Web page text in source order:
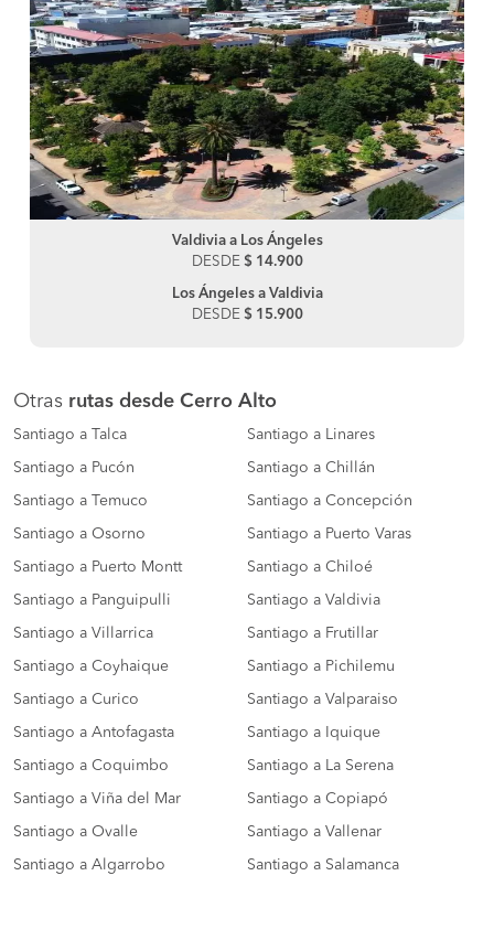
Valdivia a Los Ángeles
DESDE $ 14.900
Los Ángeles a Valdivia
DESDE $ 15.900
Otras rutas desde Cerro Alto
Santiago a Talca Santiago a Linares
Santiago a Pucón Santiago a Chillán
Santiago a Temuco Santiago a Concepción
Santiago a Osorno Santiago a Puerto Varas
Santiago a Puerto Montt Santiago a Chiloé
Santiago a Panguipulli Santiago a Valdivia
Santiago a Villarrica Santiago a Frutillar
Santiago a Coyhaique Santiago a Pichilemu
Santiago a Curico Santiago a Valparaiso
Santiago a Antofagasta Santiago a Iquique
Santiago a Coquimbo Santiago a La Serena
Santiago a Viña del Mar Santiago a Copiapó
Santiago a Ovalle Santiago a Vallenar
Santiago a Algarrobo Santiago a Salamanca